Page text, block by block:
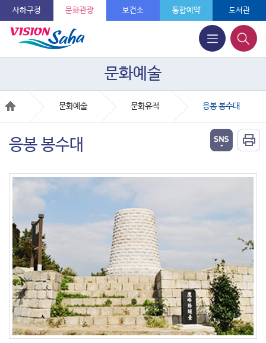
사하구청 문화관광 보건소 통합예약 도서관
문화예술
문화예술 문화유적 응봉 봉수대
응봉 봉수대